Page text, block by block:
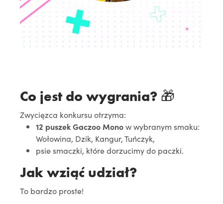
Co jest do wygrania? 🎁
Zwycięzca konkursu otrzyma:
12 puszek Gaczoo Monow wybranym smaku:
Wołowina, Dzik, Kangur, Tuńczyk,
psie smaczki, które dorzucimy do paczki.
Jak wziąć udział?
To bardzo proste!